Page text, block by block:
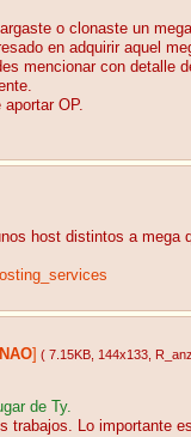
o clonaste un
en adquirir aquel
mencionar con detalle
OP.
host distintos a
] ( 7.15KB , 144x133 ,
de Ty.
trabajos. Lo importante